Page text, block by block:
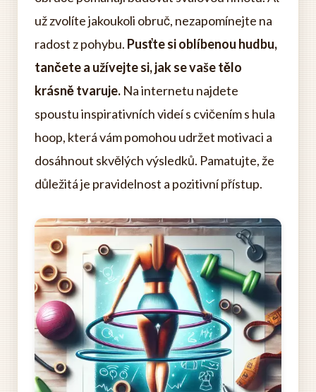
už zvolíte jakoukoli obruč, nezapomínejte na
radost z pohybu. Pusťte si oblíbenou hudbu,
tančete a užívejte si, jak se vaše tělo
krásně tvaruje. Na internetu najdete
spoustu inspirativních videí s cvičením s hula
hoop, která vám pomohou udržet motivaci a
dosáhnout skvělých výsledků. Pamatujte, že
důležitá je pravidelnost a pozitivní přístup.